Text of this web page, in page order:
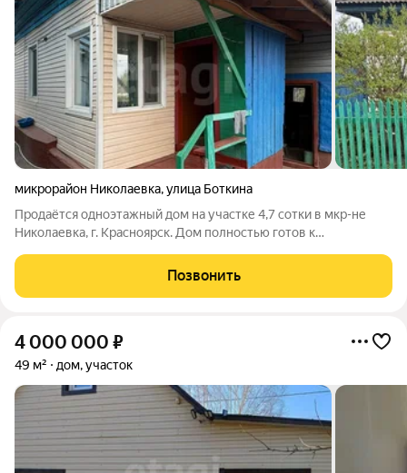
микрорайон Николаевка,улица Боткина
Продаётся одноэтажный дом на участке 4,7 сотки в мкр-не
Николаевка, г. Красноярск. Дом полностью готов к
санузел с душевой кабиной. Вода централизованная,
установлен бойлер. Твердотопливный
Позвонить
4 000 000 ₽
49 м² дом, участок